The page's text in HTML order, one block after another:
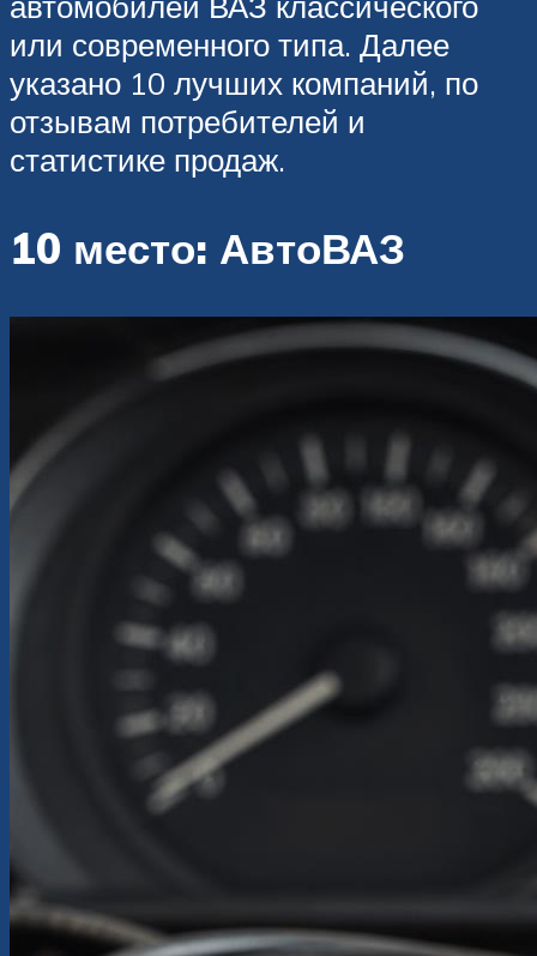
или современного типа. Далее
указано 10 лучших компаний, по
отзывам потребителей и
статистике продаж.
10 место: АвтоВАЗ